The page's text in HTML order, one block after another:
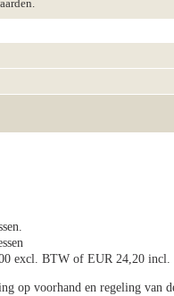
excl. BTW of EUR 24,20 incl.
op voorhand en regeling van